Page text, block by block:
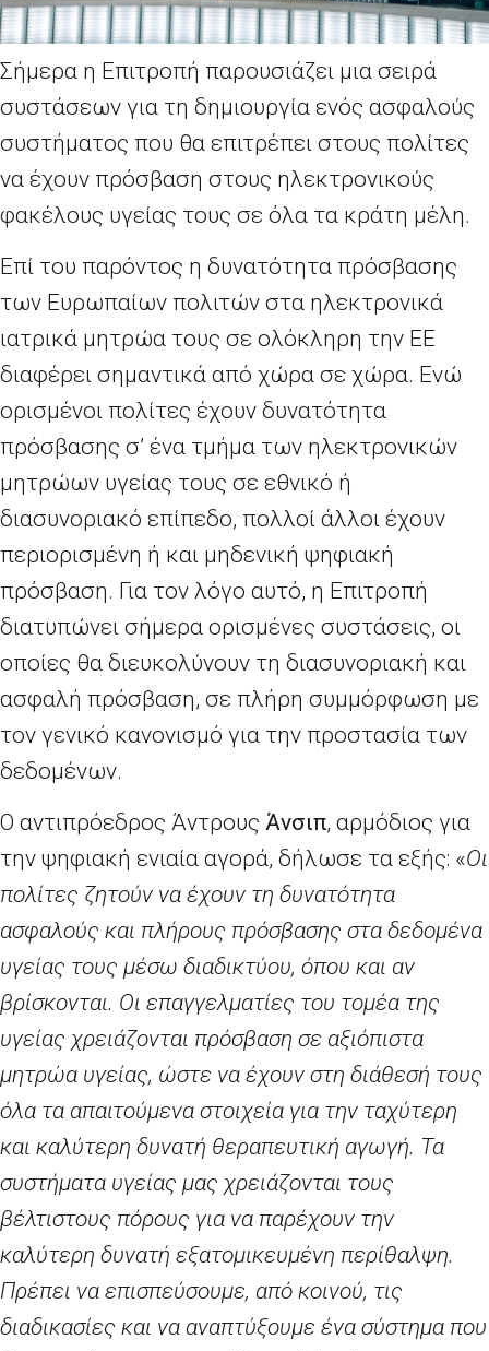
Σήμερα η Επιτροπή παρουσιάζει μια σειρά
συστάσεων για τη δημιουργία ενός ασφαλούς
συστήματος που θα επιτρέπει στους πολίτες
να έχουν πρόσβαση στους ηλεκτρονικούς
φακέλους υγείας τους σε όλα τα κράτη μέλη.
Επί του παρόντος η δυνατότητα πρόσβασης
των Ευρωπαίων πολιτών στα ηλεκτρονικά
ιατρικά μητρώα τους σε ολόκληρη την ΕΕ
διαφέρει σημαντικά από χώρα σε χώρα. Ενώ
ορισμένοι πολίτες έχουν δυνατότητα
πρόσβασης σ’ ένα τμήμα των ηλεκτρονικών
μητρώων υγείας τους σε εθνικό ή
διασυνοριακό επίπεδο, πολλοί άλλοι έχουν
περιορισμένη ή και μηδενική ψηφιακή
πρόσβαση. Για τον λόγο αυτό, η Επιτροπή
διατυπώνει σήμερα ορισμένες συστάσεις, οι
οποίες θα διευκολύνουν τη διασυνοριακή και
ασφαλή πρόσβαση, σε πλήρη συμμόρφωση με
τον γενικό κανονισμό για την προστασία των
δεδομένων.
Ο αντιπρόεδρος Άντρους Άνσιπ, αρμόδιος για
την ψηφιακή ενιαία αγορά, δήλωσε τα εξής: «Οι
πολίτες ζητούν να έχουν τη δυνατότητα
ασφαλούς και πλήρους πρόσβασης στα δεδομένα
υγείας τους μέσω διαδικτύου, όπου και αν
βρίσκονται. Οι επαγγελματίες του τομέα της
υγείας χρειάζονται πρόσβαση σε αξιόπιστα
μητρώα υγείας, ώστε να έχουν στη διάθεσή τους
όλα τα απαιτούμενα στοιχεία για την ταχύτερη
και καλύτερη δυνατή θεραπευτική αγωγή. Τα
συστήματα υγείας μας χρειάζονται τους
βέλτιστους πόρους για να παρέχουν την
καλύτερη δυνατή εξατομικευμένη περίθαλψη.
Πρέπει να επισπεύσουμε, από κοινού, τις
διαδικασίες και να αναπτύξουμε ένα σύστημα που